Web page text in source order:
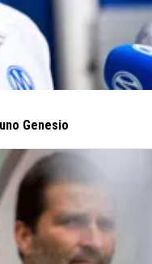
Genesio